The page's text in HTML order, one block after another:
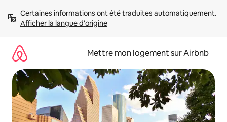
directement
Afficher la langue d'origine
Mettre mon logement sur Airbnb